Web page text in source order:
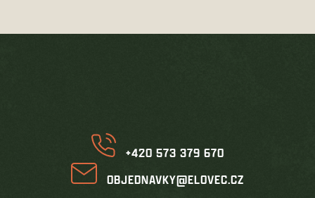
+420 573 379 670
OBJEDNAVKY@ELOVEC.CZ